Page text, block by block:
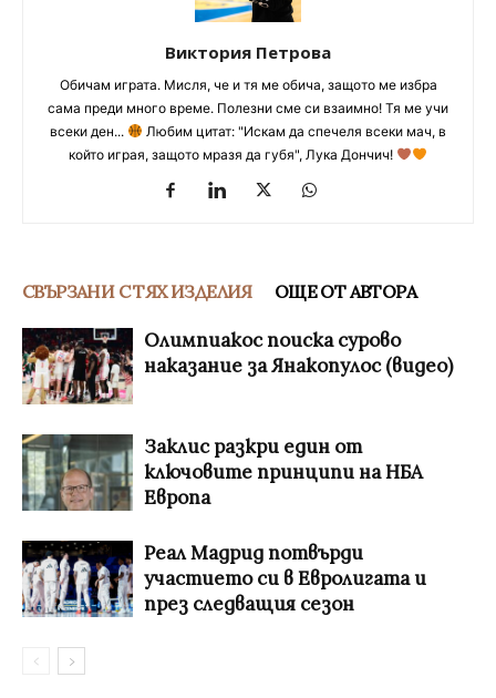
Виктория Петрова
Обичам играта. Мисля, че и тя ме обича, защото ме избра
сама преди много време. Полезни сме си взаимно! Тя ме учи
всеки ден...
Любим цитат: "Искам да спечеля всеки мач, в
който играя, защото мразя да губя", Лука Дончич!
СВЪРЗАНИ С ТЯХ ИЗДЕЛИЯ ОЩЕ ОТ АВТОРА
Олимпиакос поиска сурово
наказание за Янакопулос (видео)
Заклис разкри един от
ключовите принципи на НБА
Европа
Реал Мадрид потвърди
участието си в Евролигата и
през следващия сезон